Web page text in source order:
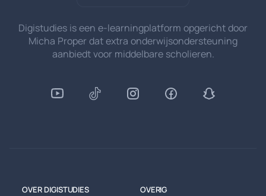
Digistudies is een e-learningplatform opgericht door
Micha Proper dat extra onderwijsondersteuning
aanbiedt voor middelbare scholieren.
OVER DIGISTUDIES OVERIG